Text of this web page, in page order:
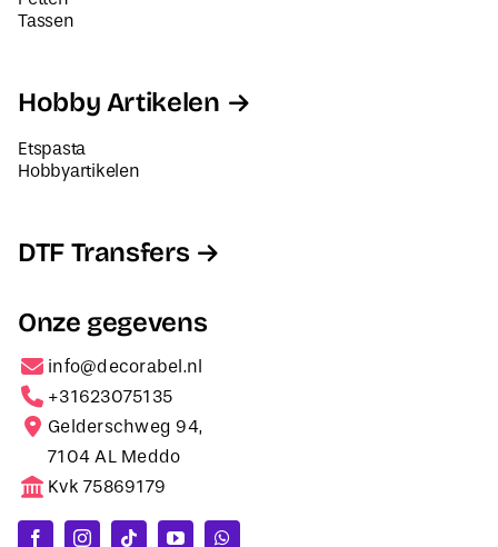
Tassen
Hobby Artikelen
Etspasta
Hobbyartikelen
DTF Transfers
Onze gegevens
info@decorabel.nl
+31623075135
Gelderschweg 94,
7104 AL Meddo
Kvk 75869179